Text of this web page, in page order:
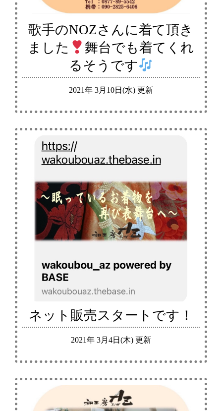
歌手のNOZさんに着て頂き
ました
舞台でも着てくれ
るそうです
2021年 3月10日(水) 更新
ネット販売スタートです！
2021年 3月4日(木) 更新